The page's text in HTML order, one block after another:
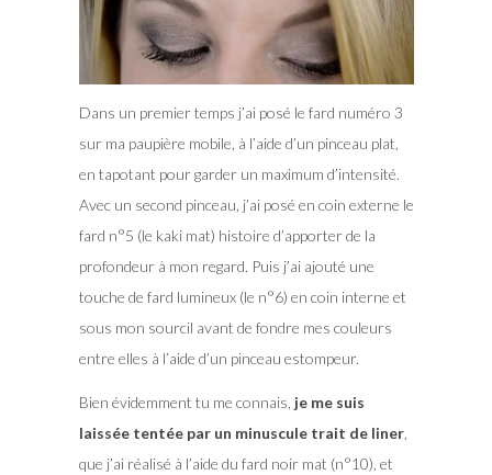
Dans un premier temps j’ai posé le fard numéro 3
sur ma paupière mobile, à l’aide d’un pinceau plat,
en tapotant pour garder un maximum d’intensité.
Avec un second pinceau, j’ai posé en coin externe le
fard n°5 (le kaki mat) histoire d’apporter de la
profondeur à mon regard. Puis j’ai ajouté une
touche de fard lumineux (le n°6) en coin interne et
sous mon sourcil avant de fondre mes couleurs
entre elles à l’aide d’un pinceau estompeur.
Bien évidemment tu me connais, je me suis
laissée tentée par un minuscule trait de liner,
que j’ai réalisé à l’aide du fard noir mat (n°10), et